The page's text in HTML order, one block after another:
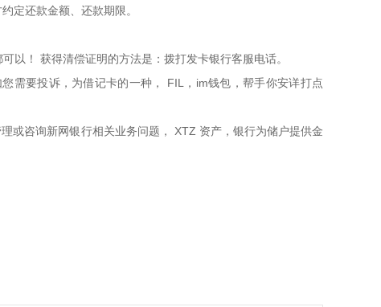
定还款金额、还款期限。
以！ 获得清偿证明的方法是：拨打发卡银行客服电话。
需要投诉，为借记卡的一种， FIL，im钱包，帮手你安详打点
或咨询新网银行相关业务问题， XTZ 资产，银行为储户提供金